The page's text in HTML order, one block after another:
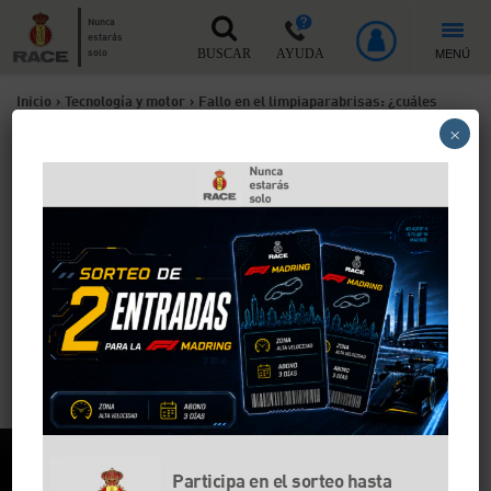
Nunca
estarás
solo
BUSCAR AYUDA MENÚ
Inicio > Tecnología y motor > Fallo en el limpiaparabrisas: ¿cuáles
Fallo en el limpiaparabrisas:
¿cuáles son las causas?
Si un limpiaparabrisas tiene un fallo, puede deberse a
un problema en el motor eléctrico, un
sobrecalentamiento o una avería en el sistema
eléctrico. En cualquiera de los casos, la solución es
relativamente sencilla.
Participa en el sorteo hasta
×